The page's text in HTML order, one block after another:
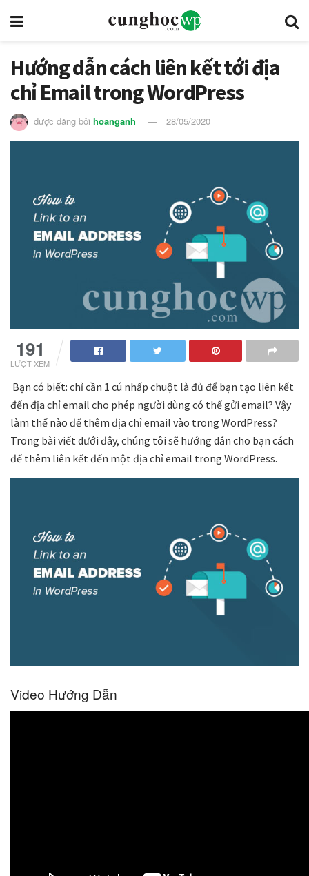
Hướng dẫn cách liên kết tới địa
chỉ Email trong WordPress
được đăng bởi hoanganh 28/05/2020
191
LƯỢT XEM
Bạn có biết: chỉ cần 1 cú nhấp chuột là đủ để bạn tạo liên kết
đến địa chỉ email cho phép người dùng có thể gửi email? Vậy
làm thế nào để thêm địa chỉ email vào trong WordPress?
Trong bài viết dưới đây, chúng tôi sẽ hướng dẫn cho bạn cách
để thêm liên kết đến một địa chỉ email trong WordPress.
Video Hướng Dẫn